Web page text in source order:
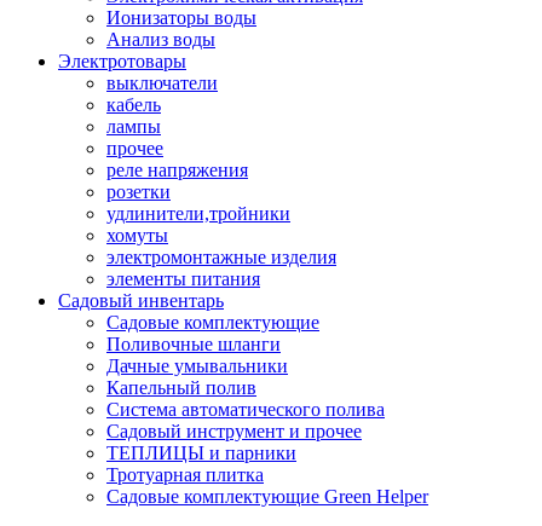
Ионизаторы воды
Анализ воды
Электротовары
выключатели
кабель
лампы
прочее
реле напряжения
розетки
удлинители,тройники
хомуты
электромонтажные изделия
элементы питания
Садовый инвентарь
Садовые комплектующие
Поливочные шланги
Дачные умывальники
Капельный полив
Система автоматического полива
Садовый инструмент и прочее
ТЕПЛИЦЫ и парники
Тротуарная плитка
Садовые комплектующие Green Helper